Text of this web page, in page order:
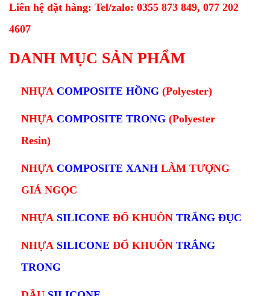
Liên hệ đặt hàng: Tel/zalo: 0355 873 849, 077 202
4607
DANH MỤC SẢN PHẨM
NHỰA COMPOSITE HỒNG (Polyester)
NHỰA COMPOSITE TRONG (Polyester
Resin)
NHỰA COMPOSITE XANH LÀM TƯỢNG
GIẢ NGỌC
NHỰA SILICONE ĐỔ KHUÔN TRẮNG ĐỤC
NHỰA SILICONE ĐỔ KHUÔN TRẮNG
TRONG